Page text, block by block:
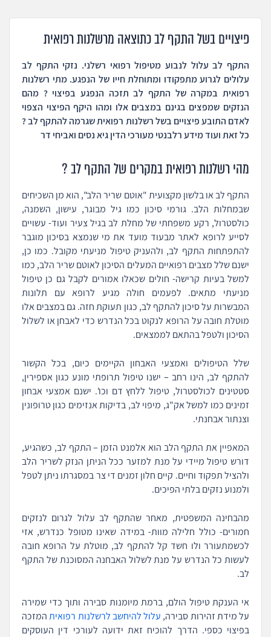
פיצויים בשל התקף לב כתוצאה מרשלנות רפואית
התקף לב עלול לנבוע מטיפול רפואי רשלני. נזקי התקף לב
עלולים לגרוע מתפקודו ומתוחלת חייו של הנפגע. מתי רשלנות
רפואית במקרה של התקף לב תזכה הנפגע בפיצוי ? מהם
הנזקים שמפצים בגינם במצבים אלו ומהו היקף הפיצוי הצפוי
לאדם התובע פיצויים בשל רשלנות רפואית שגרמה להתקף לב ?
כל זאת ועוד מידע רלבנטי מעורכי הדין גיא נסים ואביחי דר
מהי רשלנות רפואית במקרים של התקף לב ?
התקף לב או בלשון מקצועית "אוטם שריר הלב", הוא מן השכיחים
שבמחלות הלב. גורמי סיכון כמו גיל מבוגר, עישון, השמנה,
כולסטרול, רקע משפחתי של מחלת לב בגיל צעיר ועוד- עשויים
לסייע לרופא לאתר מבעוד מועד את מי שנמצא בסיכון מוגבר
להתפתחות התקף לב, ולהעניק טיפול מניעתי מקובל. כמו כן,
ישנם שלל מצבים רפואיים המעלים הסיכון לאוטם שריר הלב, כמו
למשל בעיות קרישה- חולים שכאלו אמורים לקבל גם כן טיפול
מניעתי מתאים. לפעמים חולה מגיע לרופא עם תלונות
המבשרות על סיכון להתקף לב, כגון תעוקת חזה. גם במצבים אלו
מוטלת חובה על הרופא לנקוט בכל הנדרש כדי לאבחן או לשלול
הסיכון ולטפל בהתאם לממצאים.
שלל הטיפולים ואמצעי האבחון הקיימים כיום, בכל הקשור
להתקף לב, הינו רחב – ישנו טיפול תרופתי מונע כגון אספירין,
סטטינים לכולסטרול, טיפול ללחץ דם וכו'. ישנם אמצעי אבחון
זמינים כמו למשל אק"ג, מיפוי לב, בדיקות אנזימים כגון טרופונין
וצנתור אבחנתי.
המאפיין את התקף הלב הוא אלמנט הזמן – התקף לב, כשהגיע,
דורש טיפול מיידי על מנת למזער ככל הניתן הנזק לשריר הלב
ולהציל תפקוד וחיים. קיים חלון זמנים די צר במסגרתו ניתן לטפל
ולמנוע נזקים בלתי הפיכים.
מהבחינה המשפטית, מאחר שהתקף לב עלול לגרום לנזקים
חמורים- כולל חלילה מוות- במידה שאינו מטופל כנדרש, אזי
לכשמתעורר ולו חשד קל להתקף לב, מוטלת על הרופא חובה
לעשות כל הנדרש על מנת לשלול האבחנה המסוכנת של התקף
לב.
אי הענקת טיפול הולם, ברמת מיומנות סבירה ותוך כדי שמירה
על מידת זהירות סבירה, עלול להיחשב לרשלנות רפואיתהמזכה
בפיצוי כספי. הדרך להוכיח זאת ידועה לעורכי דין העוסקים